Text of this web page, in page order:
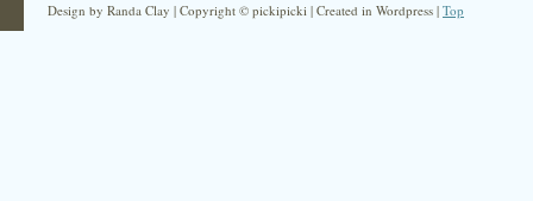
Design by Randa Clay | Copyright © pickipicki | Created in Wordpress | Top